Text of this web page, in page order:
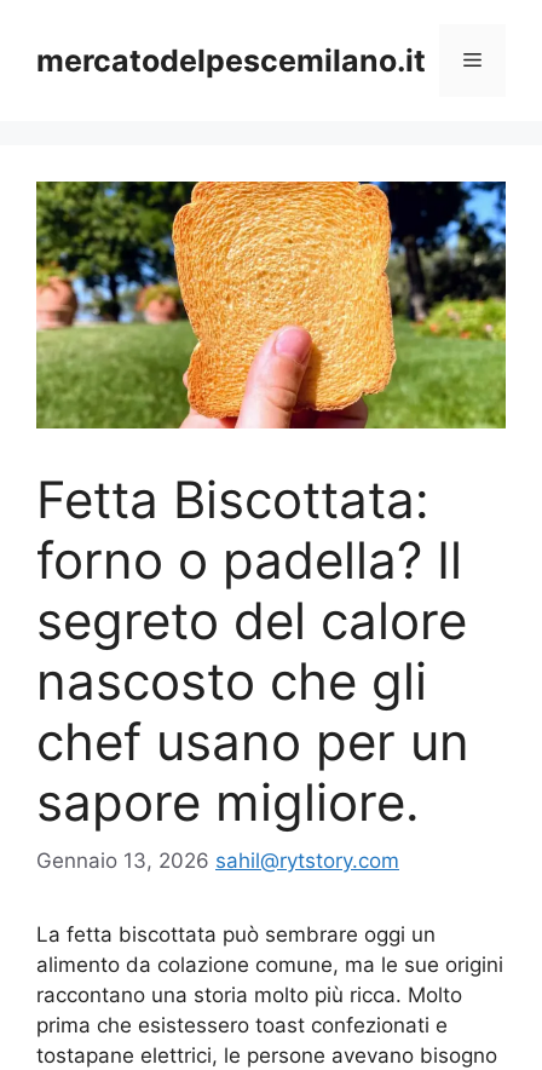
contenuto
mercatodelpescemilano.it Menu
Fetta Biscottata:
forno o padella? Il
segreto del calore
nascosto che gli
chef usano per un
sapore migliore.
Gennaio 13, 2026 sahil@rytstory.com
La fetta biscottata può sembrare oggi un
alimento da colazione comune, ma le sue origini
raccontano una storia molto più ricca. Molto
prima che esistessero toast confezionati e
tostapane elettrici, le persone avevano bisogno